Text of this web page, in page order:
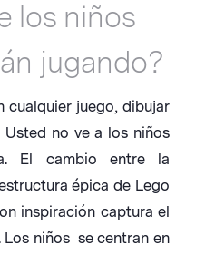
los niños
jugando?
cualquier juego, dibujar
no ve a los niños
El cambio entre la
épica de Lego
inspiración captura el
Los niños se centran en